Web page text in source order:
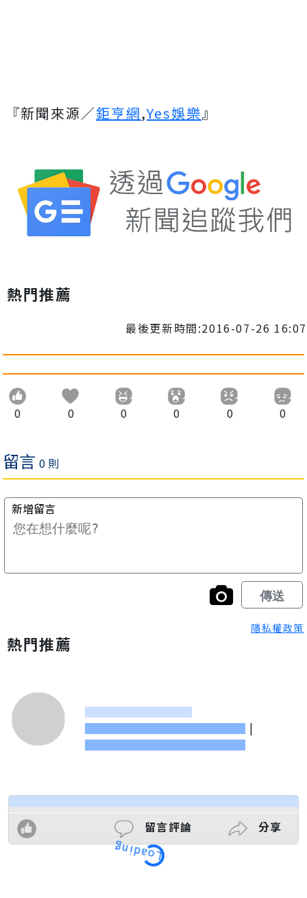
『新聞來源／鉅亨網,Yes娛樂』
熱門推薦
最後更新時間:2016-07-26 16:07
0 0 0 0 0 0
隱私權政策
熱門推薦
|
留言評論 分享
Loading